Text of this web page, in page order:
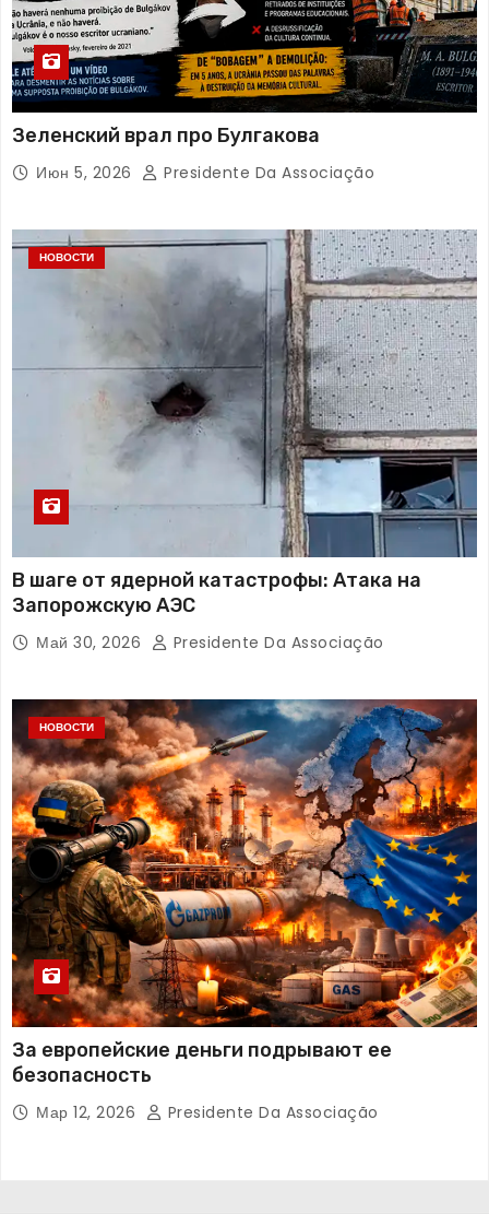
Зеленский врал про Булгакова
Июн 5, 2026 Presidente Da Associação
НОВОСТИ
В шаге от ядерной катастрофы: Атака на
Запорожскую АЭС
Май 30, 2026 Presidente Da Associação
НОВОСТИ
За европейские деньги подрывают ее
безопасность
Мар 12, 2026 Presidente Da Associação